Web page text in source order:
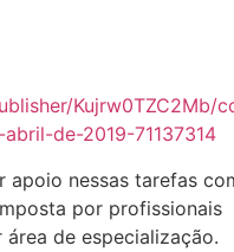
Kujrw0TZC2Mb/
de-2019-71137314
apoio nessas tarefas
por profissionais
de especialização.